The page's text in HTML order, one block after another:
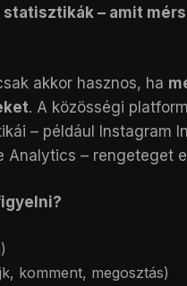
statisztikák – amit
akkor hasznos, ha
. A közösségi
– például Instagram
Analytics – rengeteget
komment, megosztás)